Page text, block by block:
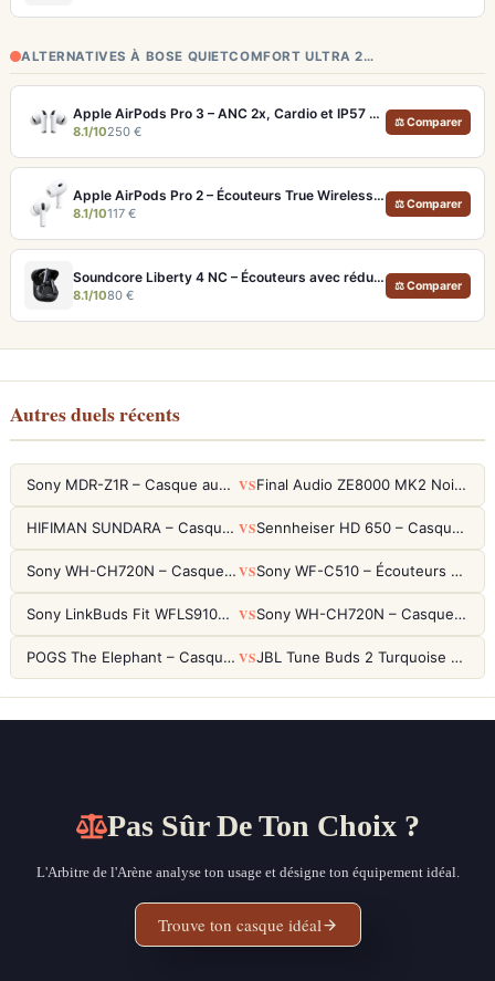
ALTERNATIVES À BOSE QUIETCOMFORT ULTRA 2…
Apple AirPods Pro 3 – ANC 2x, Cardio et IP57 pour Écosystème iOS
8.1/10250 €
⚖ Comparer
Apple AirPods Pro 2 – Écouteurs True Wireless ANC USB-C Blancs
8.1/10117 €
⚖ Comparer
Soundcore Liberty 4 NC – Écouteurs avec réduction de bruit adaptative 2.0
8.1/1080 €
⚖ Comparer
Autres duels récents
Sony MDR-Z1R – Casque audiophile fermé haute résolution VS Final Audio ZE8000 MK2 Noir – Écouteurs True Wireless audiophiles 8K Sound
HIFIMAN SUNDARA – Casque Planar Magnetic Ouvert Over-Ear Audiophile VS Sennheiser HD 650 – Casque audiophile ouvert pour l'écoute analytique
Sony WH-CH720N – Casque ANC 35h, Ultra-léger (192g) avec Processeur V1 VS Sony WF-C510 – Écouteurs True Wireless compacts, autonomie 22h et multipoint
Sony LinkBuds Fit WFLS910NW Blanc – Écouteurs Sport Ailes ANC VS Sony WH-CH720N – Casque ANC 35h, Ultra-léger (192g) avec Processeur V1
POGS The Elephant – Casque Filaire Enfants 85dB POGS-Safe™ (Éco-Responsable) VS JBL Tune Buds 2 Turquoise – Écouteurs True Wireless avec ANC et autonomie 48h
Pas Sûr De Ton Choix ?
L'Arbitre de l'Arène analyse ton usage et désigne ton équipement idéal.
Trouve ton casque idéal